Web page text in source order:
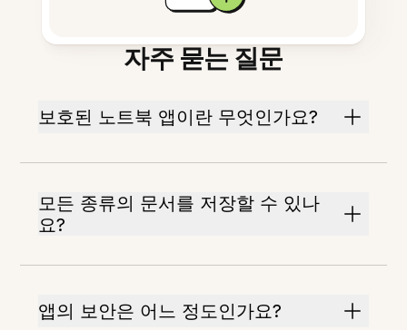
자주 묻는 질문
보호된 노트북 앱이란 무엇인가요?
모든 종류의 문서를 저장할 수 있나
요?
앱의 보안은 어느 정도인가요?